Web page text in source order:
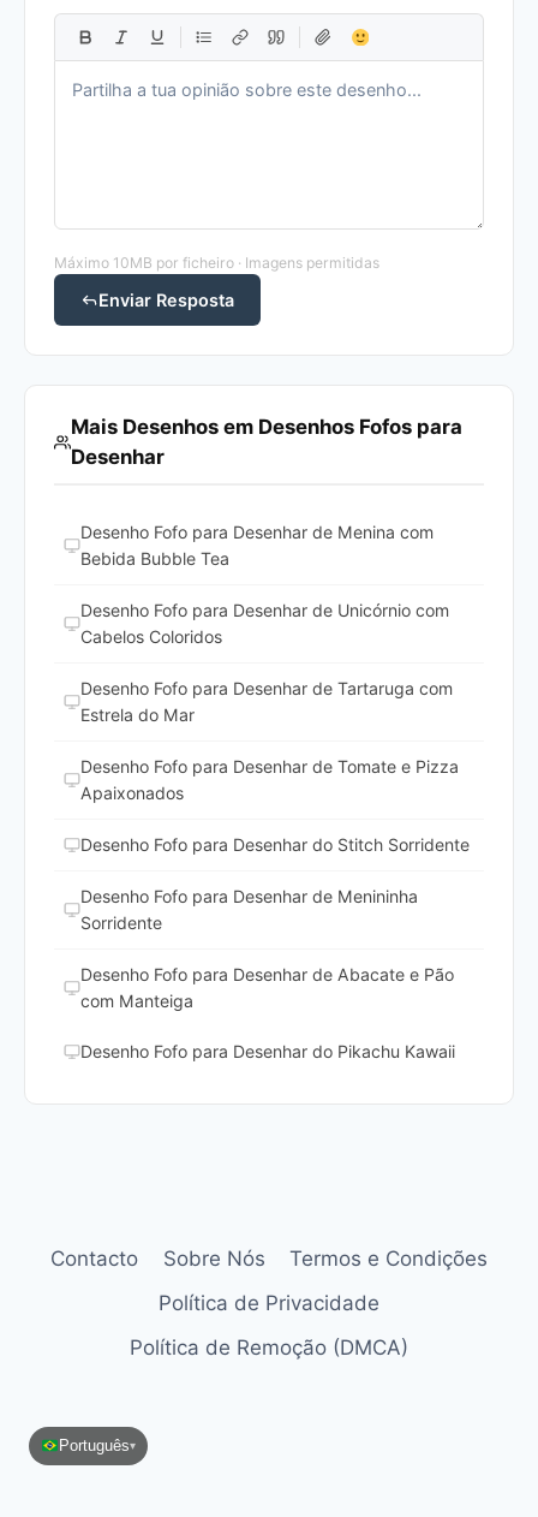
Máximo 10MB por ficheiro · Imagens permitidas
Enviar Resposta
Mais Desenhos em Desenhos Fofos para
Desenhar
Desenho Fofo para Desenhar de Menina com
Bebida Bubble Tea
Desenho Fofo para Desenhar de Unicórnio com
Cabelos Coloridos
Desenho Fofo para Desenhar de Tartaruga com
Estrela do Mar
Desenho Fofo para Desenhar de Tomate e Pizza
Apaixonados
Desenho Fofo para Desenhar do Stitch Sorridente
Desenho Fofo para Desenhar de Menininha
Sorridente
Desenho Fofo para Desenhar de Abacate e Pão
com Manteiga
Desenho Fofo para Desenhar do Pikachu Kawaii
Contacto Sobre Nós
Termos e Condições
Política de Privacidade
Política de Remoção (DMCA)
Português▾